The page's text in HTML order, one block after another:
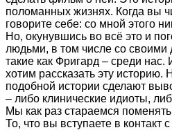
поломанных жизнях. Когда вы
говорите себе: со мной этого
Но, окунувшись во всё это и
людьми, в том числе со своими
такие как Фригард – среди
хотим рассказать эту историю.
подобной истории сделают
– либо клинические идиоты,
Мы как раз стараемся
То, что вы вступаете в контакт